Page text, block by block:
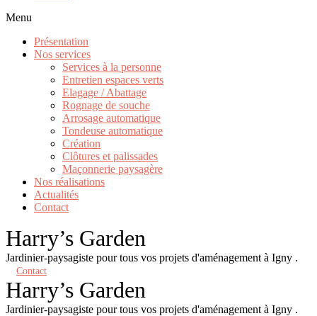
Menu
Présentation
Nos services
Services à la personne
Entretien espaces verts
Elagage / Abattage
Rognage de souche
Arrosage automatique
Tondeuse automatique
Création
Clôtures et palissades
Maçonnerie paysagère
Nos réalisations
Actualités
Contact
Harry’s Garden
Jardinier-paysagiste pour tous vos projets d'aménagement à Igny .
Contact
Harry’s Garden
Jardinier-paysagiste pour tous vos projets d'aménagement à Igny .